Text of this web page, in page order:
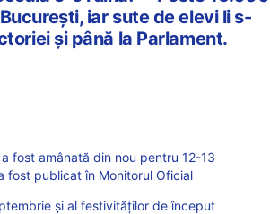
iar sute de elevi li s-
și până la Parlament.
fost amânată din nou pentru 12-13
fost publicat în Monitorul Oficial
și al festivităților de început